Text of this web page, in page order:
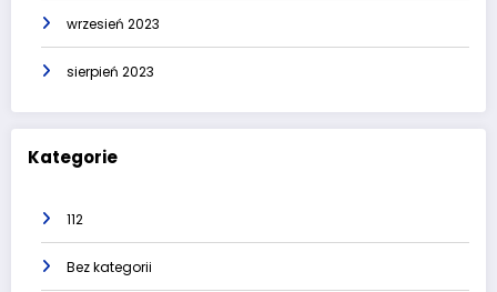
wrzesień 2023
sierpień 2023
Kategorie
112
Bez kategorii